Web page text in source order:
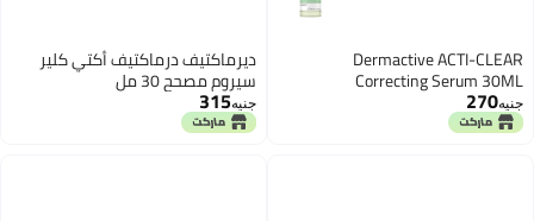
Dermactive ACTI-CLEAR
Correcting Serum 30ML
جنيه270
ديرماكتيف درماكتيف أكتي كلير
سيروم مصحح 30 مل
جنيه315